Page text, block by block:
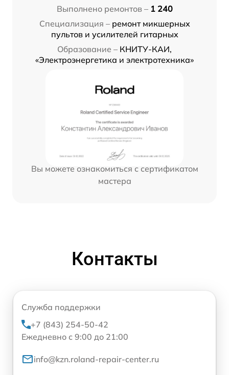
Выполнено ремонтов – 1 240
Специализация – ремонт микшерных
пультов и усилителей гитарных
Образование – КНИТУ-КАИ,
«Электроэнергетика и электротехника»
Вы можете ознакомиться с сертификатом
мастера
Контакты
Служба поддержки
+7 (843) 254-50-42
Ежедневно с 9:00 до 21:00
info@kzn.roland-repair-center.ru